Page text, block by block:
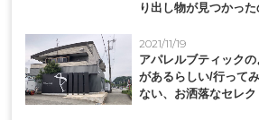
り出し物が見つかっ
2021/11/19
アパレルブティック
があるらしい/行って
ない、お洒落なセレク